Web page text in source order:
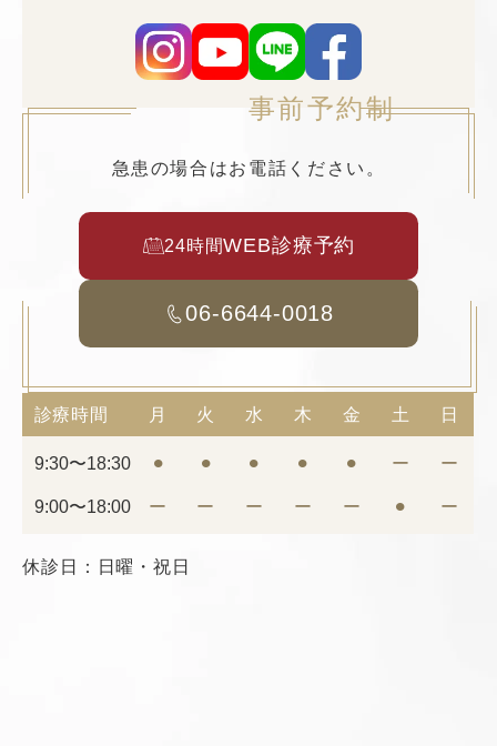
事前予約制
急患の場合はお電話ください。
24時間WEB診療予約
06-6644-0018
診療時間 月 火 水 木 金 土 日
9:30〜18:30 ⚫︎ ⚫︎ ⚫︎ ⚫︎ ⚫︎ ー ー
9:00〜18:00 ー ー ー ー ー ⚫︎ ー
休診日：日曜・祝日